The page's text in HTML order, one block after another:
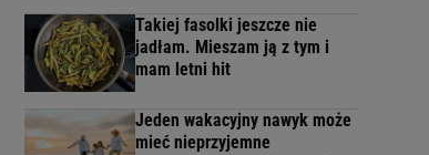
Takiej fasolki jeszcze nie
jadłam. Mieszam ją z tym i
mam letni hit
Jeden wakacyjny nawyk może
mieć nieprzyjemne